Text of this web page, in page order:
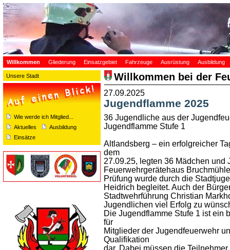
Willkommen Gliederung Einsatzgebiet Fahrzeuge Ausrüstung Ausbildung
Unsere Stadt
Wie werde ich Mitglied...
Aktuelles
Ausbildung
Einsätze
Willkommen bei der
27.09.2025
Jugendflamme 2025
36 Jugendliche aus der
Jugendflamme Stufe 1
Altlandsberg – ein erfolgreicher
dem
27.09.25, legten 36 Mädchen
Feuerwehrgerätehaus
Prüfung wurde durch die
Heidrich begleitet. Auch der
Stadtwehrführung Christian
Jugendlichen viel Erfolg zu
Die Jugendflamme Stufe 1 ist ein
für
Mitglieder der Jugendfeuerwehr
Qualifikation
dar. Dabei müssen die